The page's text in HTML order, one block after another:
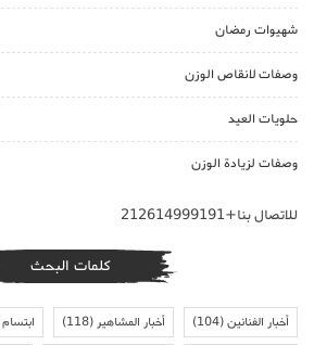
شهيوات رمضان
وصفات لانقاص الوزن
حلويات العيد
وصفات لزيادة الوزن
للاتصال بنا+212614999191
كلمات البحث
أخبار الفنانين(104) أخبار المشاهير(118)